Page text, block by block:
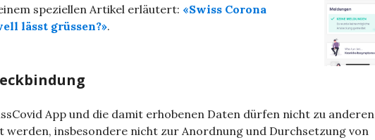
speziellen Artikel erläutert: «Swiss Corona
lässt grüssen?».
App und die damit erhobenen Daten dürfen nicht zu anderen
werden, insbesondere nicht zur Anordnung und Durchsetzung von